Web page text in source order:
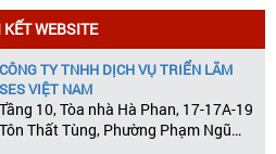
KẾT WEBSITE
CÔNG TY TNHH DỊCH VỤ TRIỂN LÃM
SES VIỆT NAM
Tầng 10, Tòa nhà Hà Phan, 17-17A-19
Tôn Thất Tùng, Phường Phạm Ngũ